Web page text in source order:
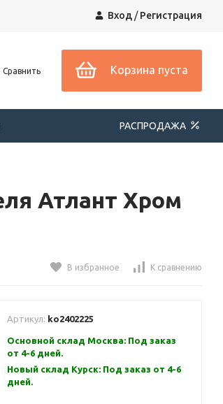
Вход/Регистрация
Сравнить Корзина пуста
РАСПРОДАЖА
Атлант Хром
В избранное К сравнению
Артикул: ko2402225
Основной склад Москва: Под заказ
от 4-6 дней.
Новый склад Курск: Под заказ от 4-6
дней.